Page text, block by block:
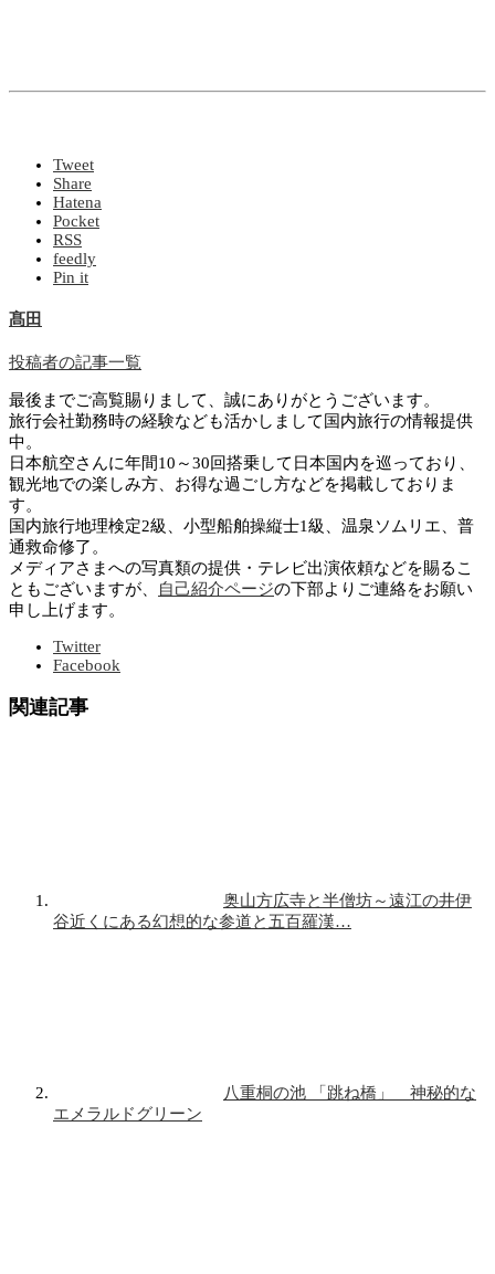
Tweet
Share
Hatena
Pocket
RSS
feedly
Pin it
髙田
投稿者の記事一覧
最後までご高覧賜りまして、誠にありがとうございます。
旅行会社勤務時の経験なども活かしまして国内旅行の情報提供
中。
日本航空さんに年間10～30回搭乗して日本国内を巡っており、
観光地での楽しみ方、お得な過ごし方などを掲載しておりま
す。
国内旅行地理検定2級、小型船舶操縦士1級、温泉ソムリエ、普
通救命修了。
メディアさまへの写真類の提供・テレビ出演依頼などを賜るこ
ともございますが、
自己紹介ページの下部よりご連絡をお願い
申し上げます。
Twitter
Facebook
関連記事
奥山方広寺と半僧坊～遠江の井伊
谷近くにある幻想的な参道と五百羅漢…
八重桐の池 「跳ね橋」 神秘的な
エメラルドグリーン